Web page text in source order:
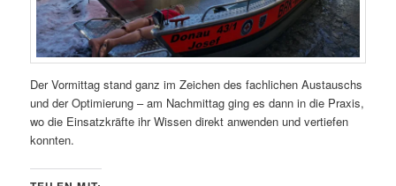
Der Vormittag stand ganz im Zeichen des fachlichen Austauschs
und der Optimierung – am Nachmittag ging es dann in die Praxis,
wo die Einsatzkräfte ihr Wissen direkt anwenden und vertiefen
konnten.